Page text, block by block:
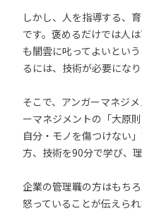
しかし、人を指導する、
です。褒めるだけでは人
も闇雲に叱ってよいとい
るには、技術が必要になり
そこで、アンガーマネジ
ーマネジメントの「大原
自分・モノを傷つけない
方、技術を90分で学び、
企業の管理職の方はもち
怒っていることが伝えら